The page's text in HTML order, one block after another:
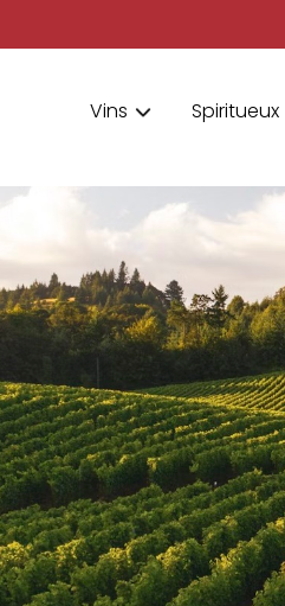
Vins Spiritueux